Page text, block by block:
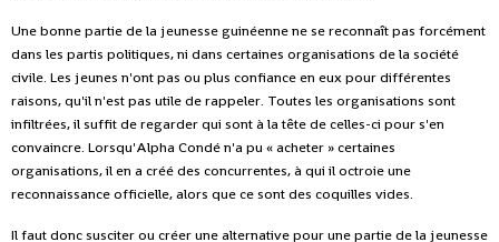
Une bonne partie de la jeunesse guinéenne ne se reconnaît pas forcément
dans les partis politiques, ni dans certaines organisations de la société
civile. Les jeunes n'ont pas ou plus confiance en eux pour différentes
raisons, qu'il n'est pas utile de rappeler. Toutes les organisations sont
infiltrées, il suffit de regarder qui sont à la tête de celles-ci pour s'en
convaincre. Lorsqu'Alpha Condé n'a pu « acheter » certaines
organisations, il en a créé des concurrentes, à qui il octroie une
reconnaissance officielle, alors que ce sont des coquilles vides.
Il faut donc susciter ou créer une alternative pour une partie de la jeunesse